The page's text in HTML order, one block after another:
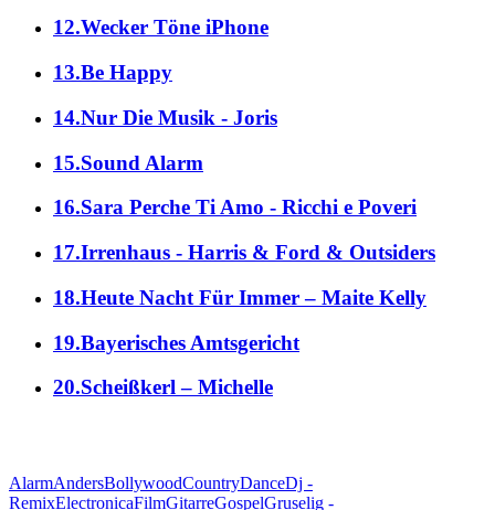
12.Wecker Töne iPhone
13.Be Happy
14.Nur Die Musik - Joris
15.Sound Alarm
16.Sara Perche Ti Amo - Ricchi e Poveri
17.Irrenhaus - Harris & Ford & Outsiders
18.Heute Nacht Für Immer – Maite Kelly
19.Bayerisches Amtsgericht
20.Scheißkerl – Michelle
AlarmAndersBollywoodCountryDanceDj -
RemixElectronicaFilmGitarreGospelGruselig -